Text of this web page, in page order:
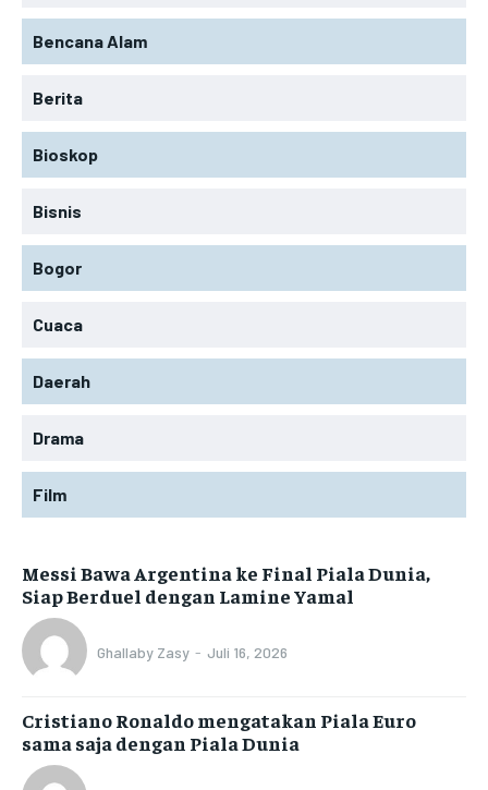
Bencana Alam
Berita
Bioskop
Bisnis
Bogor
Cuaca
Daerah
Drama
Film
Messi Bawa Argentina ke Final Piala Dunia,
Siap Berduel dengan Lamine Yamal
Ghallaby Zasy - Juli 16, 2026
Cristiano Ronaldo mengatakan Piala Euro
sama saja dengan Piala Dunia